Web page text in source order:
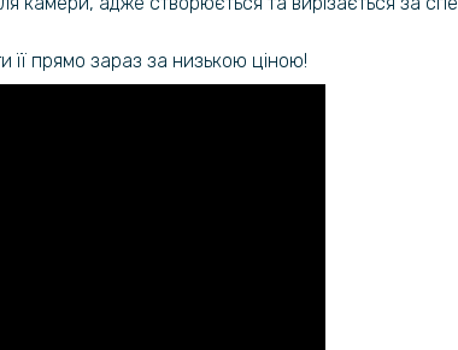
її прямо зараз за низькою ціною!